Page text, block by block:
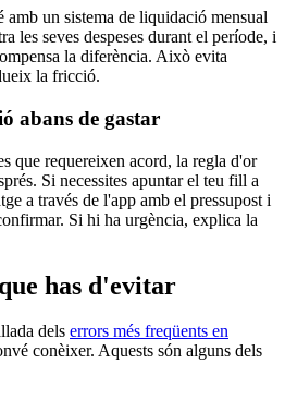
un sistema de liquidació mensual
les seves despeses durant el període, i
la diferència. Això evita
la fricció.
abans de gastar
que requereixen acord, la regla d'or
Si necessites apuntar el teu fill a
a través de l'app amb el pressupost i
Si hi ha urgència, explica la
has d'evitar
dels errors més freqüents en
conèixer. Aquests són alguns dels